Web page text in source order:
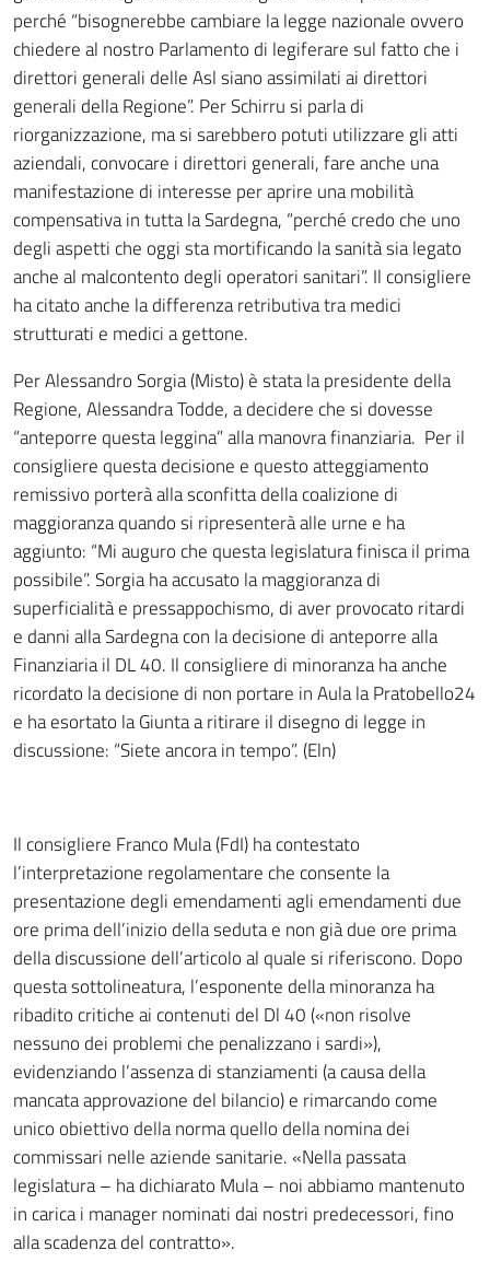
perché “bisognerebbe cambiare la legge nazionale ovvero
chiedere al nostro Parlamento di legiferare sul fatto che i
direttori generali delle Asl siano assimilati ai direttori
generali della Regione”. Per Schirru si parla di
riorganizzazione, ma si sarebbero potuti utilizzare gli atti
aziendali, convocare i direttori generali, fare anche una
manifestazione di interesse per aprire una mobilità
compensativa in tutta la Sardegna, “perché credo che uno
degli aspetti che oggi sta mortificando la sanità sia legato
anche al malcontento degli operatori sanitari”. Il consigliere
ha citato anche la differenza retributiva tra medici
strutturati e medici a gettone.
Per Alessandro Sorgia (Misto) è stata la presidente della
Regione, Alessandra Todde, a decidere che si dovesse
“anteporre questa leggina” alla manovra finanziaria. Per il
consigliere questa decisione e questo atteggiamento
remissivo porterà alla sconfitta della coalizione di
maggioranza quando si ripresenterà alle urne e ha
aggiunto: “Mi auguro che questa legislatura finisca il prima
possibile”. Sorgia ha accusato la maggioranza di
superficialità e pressappochismo, di aver provocato ritardi
e danni alla Sardegna con la decisione di anteporre alla
Finanziaria il DL 40. Il consigliere di minoranza ha anche
ricordato la decisione di non portare in Aula la Pratobello24
e ha esortato la Giunta a ritirare il disegno di legge in
discussione: “Siete ancora in tempo”. (Eln)
Il consigliere Franco Mula (FdI) ha contestato
l’interpretazione regolamentare che consente la
presentazione degli emendamenti agli emendamenti due
ore prima dell’inizio della seduta e non già due ore prima
della discussione dell’articolo al quale si riferiscono. Dopo
questa sottolineatura, l’esponente della minoranza ha
ribadito critiche ai contenuti del Dl 40 («non risolve
nessuno dei problemi che penalizzano i sardi»),
evidenziando l’assenza di stanziamenti (a causa della
mancata approvazione del bilancio) e rimarcando come
unico obiettivo della norma quello della nomina dei
commissari nelle aziende sanitarie. «Nella passata
legislatura – ha dichiarato Mula – noi abbiamo mantenuto
in carica i manager nominati dai nostri predecessori, fino
alla scadenza del contratto».